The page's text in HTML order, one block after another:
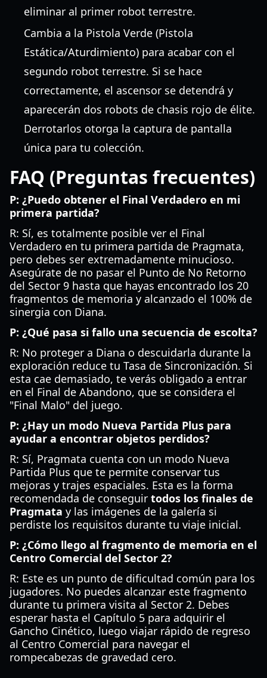
eliminar al primer robot terrestre.
Cambia a la Pistola Verde (Pistola
Estática/Aturdimiento) para acabar con el
segundo robot terrestre. Si se hace
correctamente, el ascensor se detendrá y
aparecerán dos robots de chasis rojo de élite.
Derrotarlos otorga la captura de pantalla
única para tu colección.
FAQ (Preguntas frecuentes)
P: ¿Puedo obtener el Final Verdadero en mi
primera partida?
R: Sí, es totalmente posible ver el Final
Verdadero en tu primera partida de Pragmata,
pero debes ser extremadamente minucioso.
Asegúrate de no pasar el Punto de No Retorno
del Sector 9 hasta que hayas encontrado los 20
fragmentos de memoria y alcanzado el 100% de
sinergia con Diana.
P: ¿Qué pasa si fallo una secuencia de escolta?
R: No proteger a Diana o descuidarla durante la
exploración reduce tu Tasa de Sincronización. Si
esta cae demasiado, te verás obligado a entrar
en el Final de Abandono, que se considera el
"Final Malo" del juego.
P: ¿Hay un modo Nueva Partida Plus para
ayudar a encontrar objetos perdidos?
R: Sí, Pragmata cuenta con un modo Nueva
Partida Plus que te permite conservar tus
mejoras y trajes espaciales. Esta es la forma
recomendada de conseguir todos los finales de
Pragmata y las imágenes de la galería si
perdiste los requisitos durante tu viaje inicial.
P: ¿Cómo llego al fragmento de memoria en el
Centro Comercial del Sector 2?
R: Este es un punto de dificultad común para los
jugadores. No puedes alcanzar este fragmento
durante tu primera visita al Sector 2. Debes
esperar hasta el Capítulo 5 para adquirir el
Gancho Cinético, luego viajar rápido de regreso
al Centro Comercial para navegar el
rompecabezas de gravedad cero.